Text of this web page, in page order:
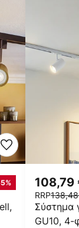
Σύστημα
GU10,
108,79
RRP